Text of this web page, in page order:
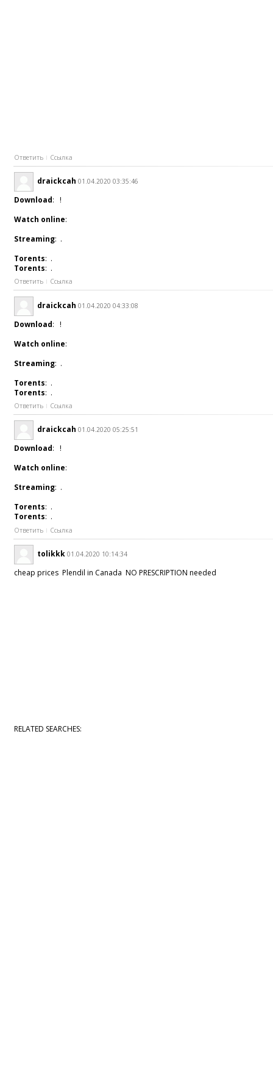
Ответить Ссылка
draickcah 01.04.2020 03:35:46
Download: !
Watch online:
Streaming: .
Torents: .
Torents: .
Ответить Ссылка
draickcah 01.04.2020 04:33:08
Download: !
Watch online:
Streaming: .
Torents: .
Torents: .
Ответить Ссылка
draickcah 01.04.2020 05:25:51
Download: !
Watch online:
Streaming: .
Torents: .
Torents: .
Ответить Ссылка
tolikkk 01.04.2020 10:14:34
cheap prices Plendil in Canada NO PRESCRIPTION needed
RELATED SEARCHES: